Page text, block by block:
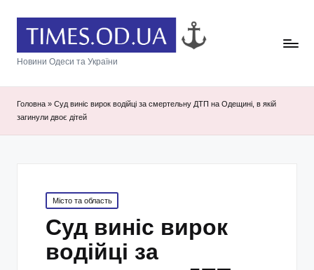
Новини Одеси та України
Головна » Суд виніс вирок водійці за смертельну ДТП на Одещині, в якій
загинули двоє дітей
Posted
in
Місто та область
Суд виніс вирок
водійці за